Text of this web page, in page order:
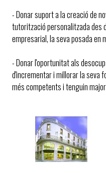
- Donar suport a la creació de
tutorització personalitzada des
empresarial, la seva posada en
- Donar l'oportunitat als
d'incrementar i millorar la seva
més competents i tenguin